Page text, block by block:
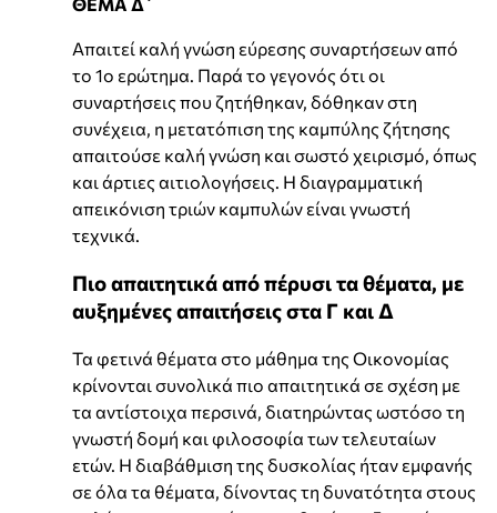
Απαιτεί καλή γνώση εύρεσης συναρτήσεων από
το 1ο ερώτημα. Παρά το γεγονός ότι οι
συναρτήσεις που ζητήθηκαν, δόθηκαν στη
συνέχεια, η μετατόπιση της καμπύλης ζήτησης
απαιτούσε καλή γνώση και σωστό χειρισμό, όπως
και άρτιες αιτιολογήσεις. Η διαγραμματική
απεικόνιση τριών καμπυλών είναι γνωστή
τεχνικά.
Πιο απαιτητικά από πέρυσι τα θέματα, με
αυξημένες απαιτήσεις στα Γ και Δ
Τα φετινά θέματα στο μάθημα της Οικονομίας
κρίνονται συνολικά πιο απαιτητικά σε σχέση με
τα αντίστοιχα περσινά, διατηρώντας ωστόσο τη
γνωστή δομή και φιλοσοφία των τελευταίων
ετών. Η διαβάθμιση της δυσκολίας ήταν εμφανής
σε όλα τα θέματα, δίνοντας τη δυνατότητα στους